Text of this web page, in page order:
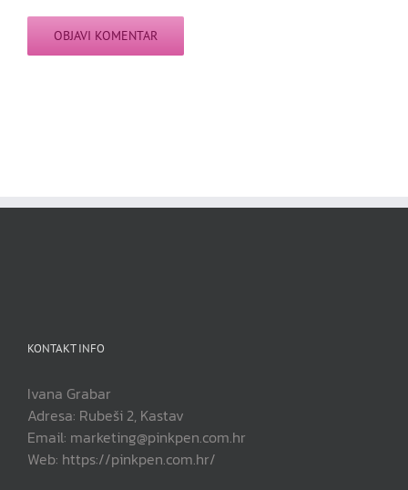
KONTAKT INFO
Ivana Grabar
Adresa: Rubeši 2, Kastav
Email: marketing@pinkpen.com.hr
Web: https://pinkpen.com.hr/